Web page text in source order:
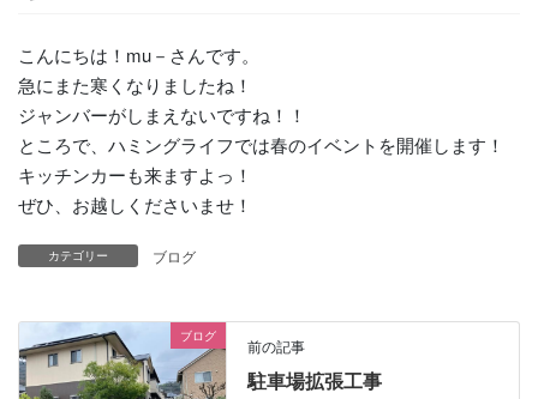
こんにちは！mu－さんです。
急にまた寒くなりましたね！
ジャンバーがしまえないですね！！
ところで、ハミングライフでは春のイベントを開催します！
キッチンカーも来ますよっ！
ぜひ、お越しくださいませ！
カテゴリー ブログ
ブログ 前の記事
駐車場拡張工事